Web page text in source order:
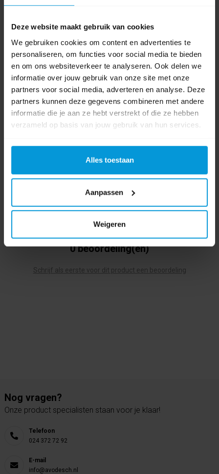
Deze website maakt gebruik van cookies
We gebruiken cookies om content en advertenties te
personaliseren, om functies voor social media te bieden
en om ons websiteverkeer te analyseren. Ook delen we
informatie over jouw gebruik van onze site met onze
partners voor social media, adverteren en analyse. Deze
partners kunnen deze gegevens combineren met andere
informatie die je aan ze hebt verstrekt of die ze hebben
verzameld op basis van jouw gebruik van hun services.
Alles toestaan
Aanpassen
Weigeren
Video's
0 beoordeling(en)
Schrijf als eerste voor dit product een beoordeling
Nog vragen?
Onze product specialisten staan voor je klaar!
Telefoon
024 372 72 92
E-mail
info@avodesch.nl